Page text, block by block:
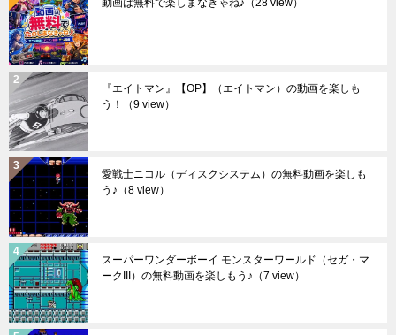
動画は無料で楽しまなきゃね♪ （28 view）
『エイトマン』【OP】（エイトマン）の動画を楽しも
う！
（9 view）
愛戦士ニコル（ディスクシステム）の無料動画を楽しも
う♪ （8 view）
スーパーワンダーボーイ モンスターワールド（セガ・マ
ークIII）の無料動画を楽しもう♪ （7 view）